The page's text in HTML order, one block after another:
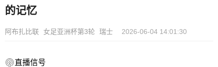
的记忆
阿布扎比联 女足亚洲杯第3轮 瑞士 2026-06-04 14:01:30
直播信号